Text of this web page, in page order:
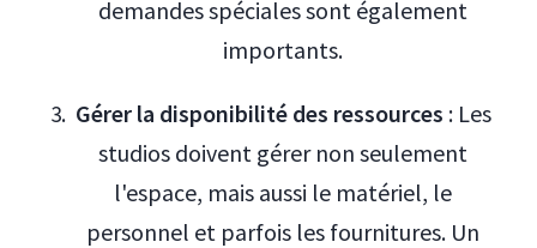
demandes spéciales sont également
importants.
Gérer la disponibilité des ressources : Les
studios doivent gérer non seulement
l'espace, mais aussi le matériel, le
personnel et parfois les fournitures. Un